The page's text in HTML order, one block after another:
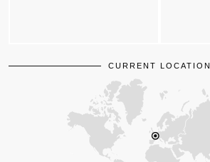
CURRENT LOCATION